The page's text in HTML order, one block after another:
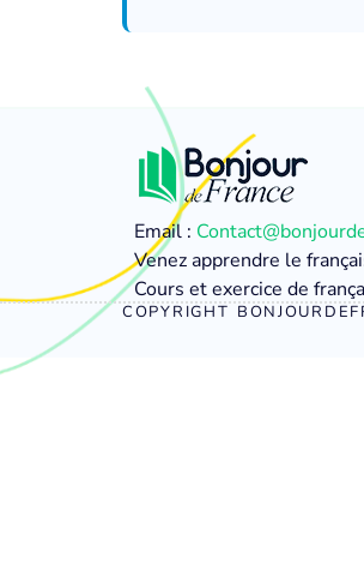
Email :
Venez apprendre le
Cours et exercice de
COPYRIGHT